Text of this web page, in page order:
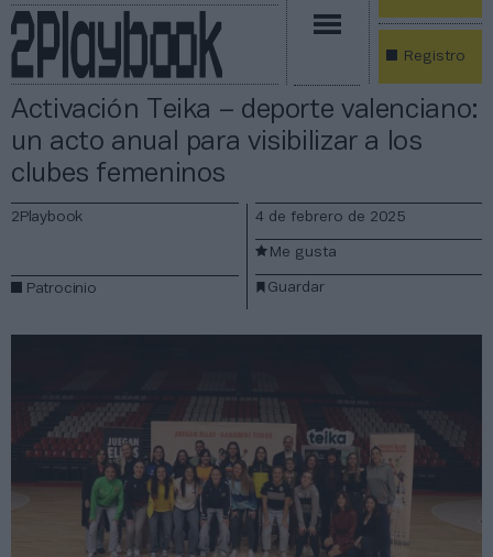
Registro
Activación Teika – deporte valenciano:
un acto anual para visibilizar a los
clubes femeninos
2Playbook
Patrocinio
4 de febrero de 2025
Guardar
Me gusta